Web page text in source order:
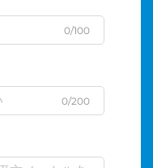
0/100
0/200